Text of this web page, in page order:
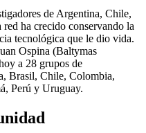
de Argentina, Chile,
ha crecido conservando la
tecnológica que le dio vida.
Ospina (Baltymas
a 28 grupos de
Brasil, Chile, Colombia,
Perú y Uruguay.